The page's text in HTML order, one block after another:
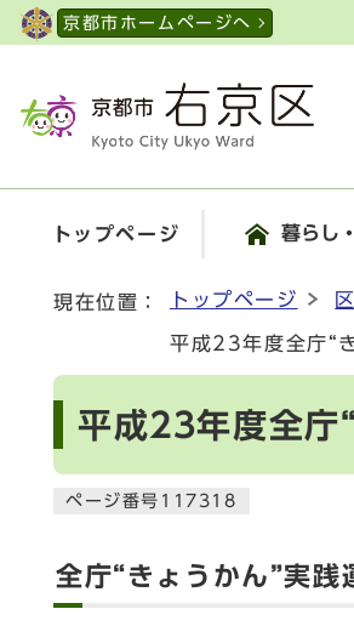
京都市ホームページへ
トップページ 暮らし
現在位置： トップページ
平成23年度全庁“
平成23年度全庁
ページ番号117318
全庁“きょうかん”実践